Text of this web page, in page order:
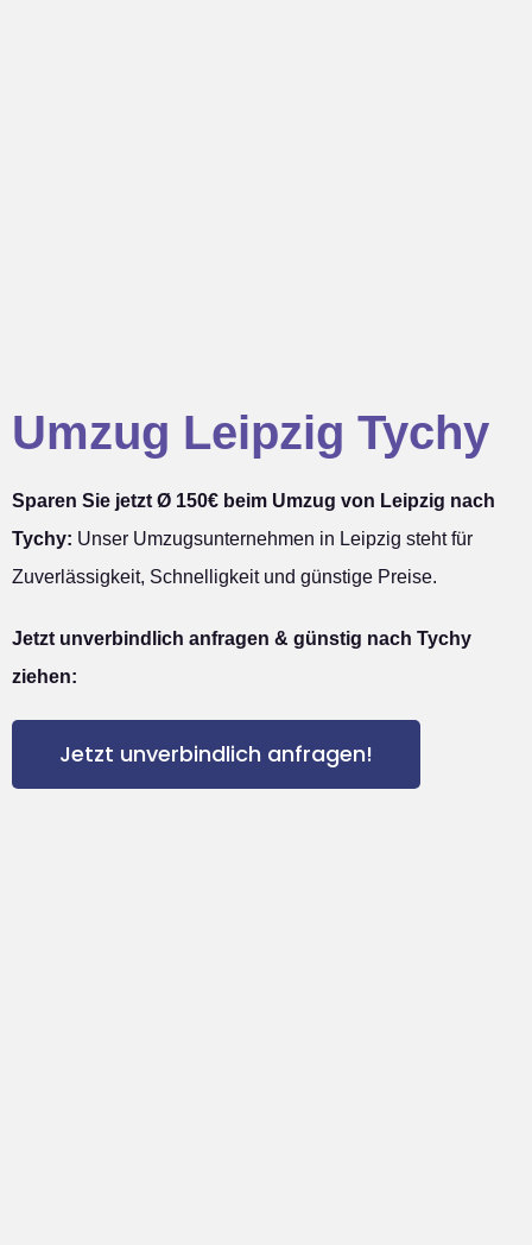
Umzug Leipzig Tychy
Sparen Sie jetzt Ø 150€ beim Umzug von Leipzig nach
Tychy: Unser Umzugsunternehmen in Leipzig steht für
Zuverlässigkeit, Schnelligkeit und günstige Preise.
Jetzt unverbindlich anfragen & günstig nach Tychy
ziehen:
Jetzt unverbindlich anfragen!